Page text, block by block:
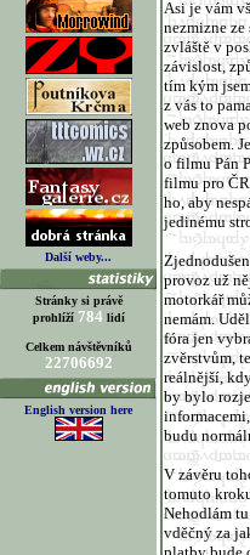
Další weby...
Stránky si právě
prohlíží784 lidí
Celkem návštěvníků
22706692
English version here
Asi je vám
nezmizne ze
zvláště v
závislost,
tím kým
z vás to
web znova
způsobem.
o filmu Pán
filmu pro
ho, aby
jedinému
provoz už
motorkář
nemám.
fóra jen
zvěrstvům,
reálnější,
by bylo
budu
V závěru
tomuto
Nehodlám
vděčný za